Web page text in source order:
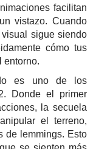
facilitan
vistazo. Cuando
sigue siendo
cómo tus
entorno.
es uno de los
Donde el primer
la secuela
el terreno,
de lemmings. Esto